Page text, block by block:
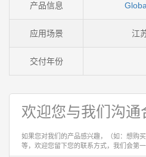
产品信息
应用场景 江
交付年份
欢迎您与我们沟通
如果您对我们的产品感兴趣，（如：想购买
等，欢迎您留下您的联系方式，我们会第一